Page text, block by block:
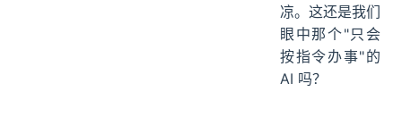
凉。这还是我们
眼中那个"只会
按指令办事"的
AI 吗？